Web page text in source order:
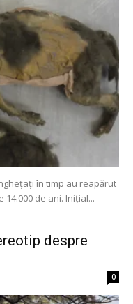
în timp au reapărut
de ani. Inițial...
despre
0